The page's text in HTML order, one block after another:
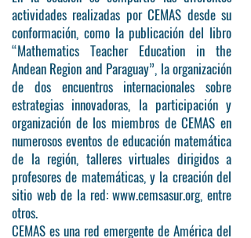
actividades realizadas por CEMAS desde su
conformación, como la publicación del libro
“Mathematics Teacher Education in the
Andean Region and Paraguay”, la organización
de dos encuentros internacionales sobre
estrategias innovadoras, la participación y
organización de los miembros de CEMAS en
numerosos eventos de educación matemática
de la región, talleres virtuales dirigidos a
profesores de matemáticas, y la creación del
sitio web de la red: www.cemsasur.org, entre
otros.
CEMAS es una red emergente de América del